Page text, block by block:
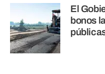
El
bonos